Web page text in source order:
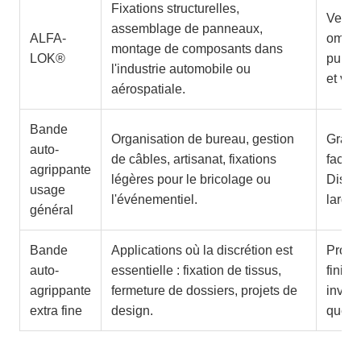
ALFA-
LOK®
Fixations structurelles,
assemblage de panneaux,
montage de composants dans
l'industrie automobile ou
aérospatiale.
et
Bande
auto-
agrippante
usage
général
Organisation de bureau, gestion
de câbles, artisanat, fixations
légères pour le bricolage ou
l'événementiel.
Bande
auto-
agrippante
extra fine
Applications où la discrétion est
essentielle : fixation de tissus,
fermeture de dossiers, projets de
design.
Profil
que